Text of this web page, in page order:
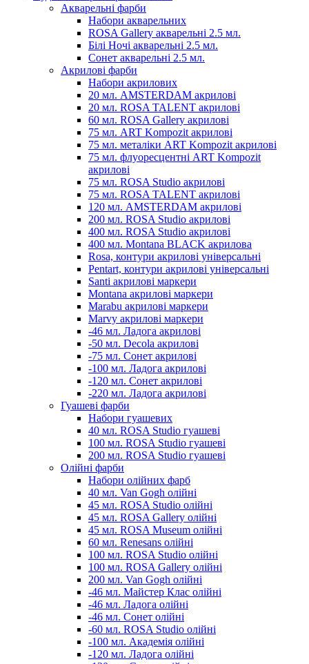
Акварельні фарби
Набори акварельних
ROSA Gallery акварельні 2.5 мл.
Білі Ночі акварельні 2.5 мл.
Сонет акварельні 2.5 мл.
Акрилові фарби
Набори акрилових
20 мл. AMSTERDAM акрилові
20 мл. ROSA TALENT акрилові
60 мл. ROSA Gallery акрилові
75 мл. ART Kompozit акрилові
75 мл. металіки ART Kompozit акрилові
75 мл. флуоресцентні ART Kompozit
акрилові
75 мл. ROSA Studio акрилові
75 мл. ROSA TALENT акрилові
120 мл. AMSTERDAM акрилові
200 мл. ROSA Studio акрилові
400 мл. ROSA Studio акрилові
400 мл. Montana BLACK акрилова
Rosa, контури акрилові універсальні
Pentart, контури акрилові універсальні
Santi акрилові маркери
Montana акрилові маркери
Marabu акрилові маркери
Marvy акрилові маркери
-46 мл. Ладога акрилові
-50 мл. Decola акрилові
-75 мл. Сонет акрилові
-100 мл. Ладога акрилові
-120 мл. Сонет акрилові
-220 мл. Ладога акрилові
Гуашеві фарби
Набори гуашевих
40 мл. ROSA Studio гуашеві
100 мл. ROSA Studio гуашеві
200 мл. ROSA Studio гуашеві
Олійні фарби
Набори олійних фарб
40 мл. Van Gogh олійні
45 мл. ROSA Studio олійні
45 мл. ROSA Gallery олійні
45 мл. ROSA Museum олійні
60 мл. Renesans олійні
100 мл. ROSA Studio олійні
100 мл. ROSA Gallery олійні
200 мл. Van Gogh олійні
-46 мл. Майстер Клас олійні
-46 мл. Ладога олійні
-46 мл. Сонет олійні
-60 мл. ROSA Studio олійні
-100 мл. Академія олійні
-120 мл. Ладога олійні